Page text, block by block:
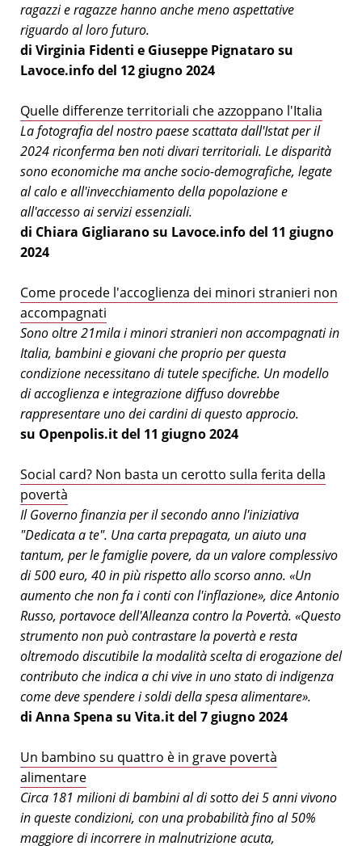
ragazzi e ragazze hanno anche meno aspettative
riguardo al loro futuro.
di Virginia Fidenti e Giuseppe Pignataro su
Lavoce.info del 12 giugno 2024
Quelle differenze territoriali che azzoppano l'Italia
La fotografia del nostro paese scattata dall'Istat per il
2024 riconferma ben noti divari territoriali. Le disparità
sono economiche ma anche socio-demografiche, legate
al calo e all'invecchiamento della popolazione e
all'accesso ai servizi essenziali.
di Chiara Gigliarano su Lavoce.info del 11 giugno
2024
Come procede l'accoglienza dei minori stranieri non
accompagnati
Sono oltre 21mila i minori stranieri non accompagnati in
Italia, bambini e giovani che proprio per questa
condizione necessitano di tutele specifiche. Un modello
di accoglienza e integrazione diffuso dovrebbe
rappresentare uno dei cardini di questo approcio.
su Openpolis.it del 11 giugno 2024
Social card? Non basta un cerotto sulla ferita della
povertà
Il Governo finanzia per il secondo anno l'iniziativa
"Dedicata a te". Una carta prepagata, un aiuto una
tantum, per le famiglie povere, da un valore complessivo
di 500 euro, 40 in più rispetto allo scorso anno. «Un
aumento che non fa i conti con l'inflazione», dice Antonio
Russo, portavoce dell'Alleanza contro la Povertà. «Questo
strumento non può contrastare la povertà e resta
oltremodo discutibile la modalità scelta di erogazione del
contributo che indica a chi vive in uno stato di indigenza
come deve spendere i soldi della spesa alimentare».
di Anna Spena su Vita.it del 7 giugno 2024
Un bambino su quattro è in grave povertà
alimentare
Circa 181 milioni di bambini al di sotto dei 5 anni vivono
in queste condizioni, con una probabilità fino al 50%
maggiore di incorrere in malnutrizione acuta,